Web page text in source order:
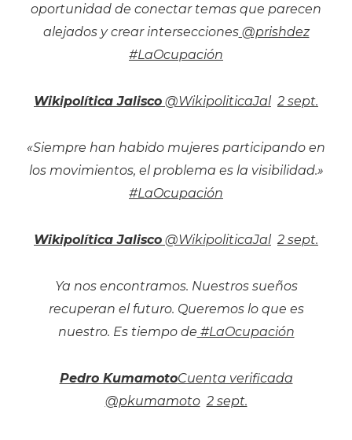
oportunidad de conectar temas que parecen
alejados y crear intersecciones@prishdez
#LaOcupación
Wikipolítica Jalisco ‏ @WikipoliticaJal 2 sept.
«Siempre han habido mujeres participando en
los movimientos, el problema es la visibilidad.»
#LaOcupación
Wikipolítica Jalisco ‏ @WikipoliticaJal 2 sept.
Ya nos encontramos. Nuestros sueños
recuperan el futuro. Queremos lo que es
nuestro. Es tiempo de #LaOcupación
Pedro Kumamoto‏Cuenta verificada
@pkumamoto 2 sept.